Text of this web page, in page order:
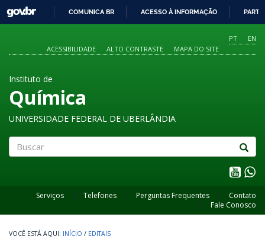
O
CONTEÚDO
GOVBR
COMUNICA BR ACESSO À INFORMAÇÃO
PT
EN
ACESSIBILIDADE
ALTO CONTRASTE MAPA DO SITE
Instituto de
Química
UNIVERSIDADE FEDERAL DE UBERLÂNDIA
Serviços Telefones Perguntas Frequentes
Contato
Fale Conosco
INÍCIO / EDITAIS